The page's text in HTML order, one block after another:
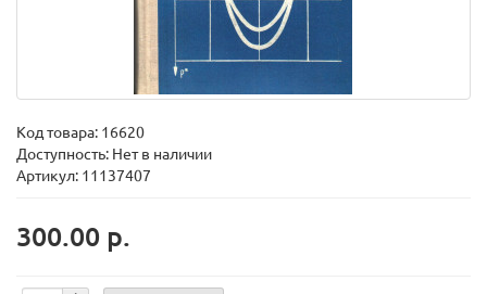
Код товара: 16620
Доступность: Нет в наличии
Артикул: 11137407
300.00 р.